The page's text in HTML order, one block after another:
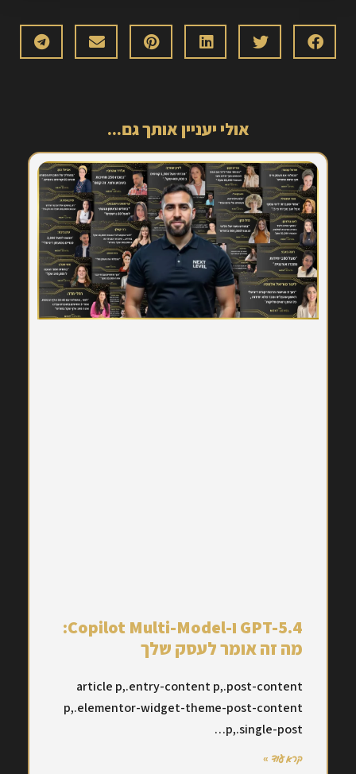
אולי יעניין אותך גם...
GPT-5.4 ו-Copilot Multi-Model:
מה זה אומר לעסק שלך
article p,.entry-content p,.post-content
p,.elementor-widget-theme-post-content
p,.single-post…
קרא עוד »